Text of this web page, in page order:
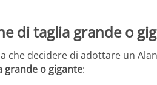
di taglia grande o
che decidere di adottare un
grande o gigante: